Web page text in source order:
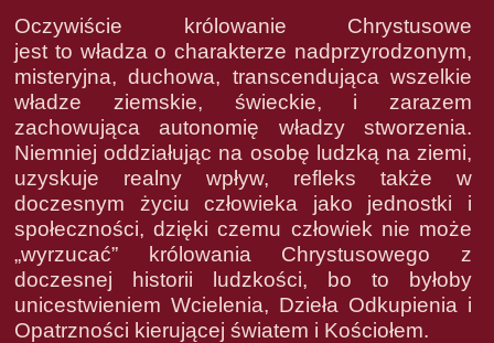
Oczywiście królowanie Chrystusowe
jest to władza o charakterze nadprzyrodzonym,
misteryjna, duchowa, transcendująca wszelkie
władze ziemskie, świeckie, i zarazem
zachowująca autonomię władzy stworzenia.
Niemniej oddziałując na osobę ludzką na ziemi,
uzyskuje realny wpływ, refleks także w
doczesnym życiu człowieka jako jednostki i
społeczności, dzięki czemu człowiek nie może
„wyrzucać” królowania Chrystusowego z
doczesnej historii ludzkości, bo to byłoby
unicestwieniem Wcielenia, Dzieła Odkupienia i
Opatrzności kierującej światem i Kościołem.